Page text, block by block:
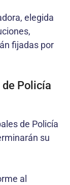
elegida
fijadas por
de Policía
de Policía
su
al